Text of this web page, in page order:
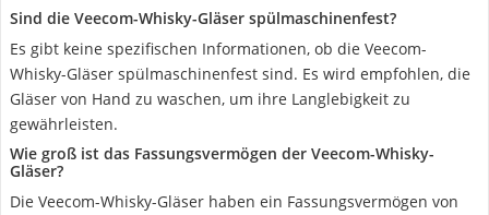
Sind die Veecom-Whisky-Gläser spülmaschinenfest?
Es gibt keine spezifischen Informationen, ob die Veecom-
Whisky-Gläser spülmaschinenfest sind. Es wird empfohlen, die
Gläser von Hand zu waschen, um ihre Langlebigkeit zu
gewährleisten.
Wie groß ist das Fassungsvermögen der Veecom-Whisky-
Gläser?
Die Veecom-Whisky-Gläser haben ein Fassungsvermögen von